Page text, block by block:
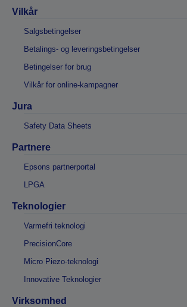
Vilkår
Salgsbetingelser
Betalings- og leveringsbetingelser
Betingelser for brug
Vilkår for online-kampagner
Jura
Safety Data Sheets
Partnere
Epsons partnerportal
LPGA
Teknologier
Varmefri teknologi
PrecisionCore
Micro Piezo-teknologi
Innovative Teknologier
Virksomhed